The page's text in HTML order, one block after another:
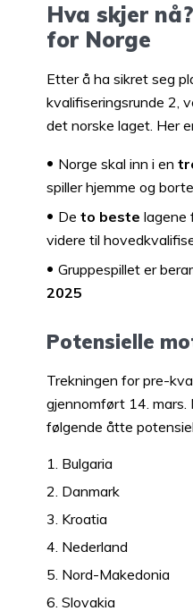
Hva skjer
for Norge
Etter å ha sikret seg
kvalifiseringsrunde 2,
det norske laget. Her
Norge skal inn i en
spiller hjemme og
De to beste lagene
videre til
Gruppespillet er
2025
Potensielle
Trekningen for pre-
gjennomført 14.
følgende åtte
Bulgaria
Danmark
Kroatia
Nederland
Nord-Makedonia
Slovakia